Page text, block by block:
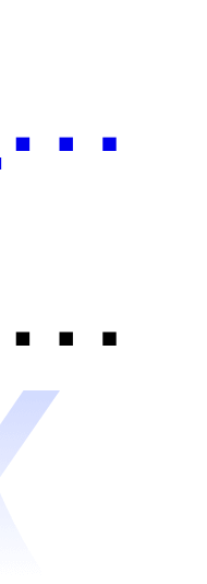
共有分类：助学工具